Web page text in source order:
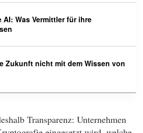
AI: Was Vermittler für ihre
Zukunft nicht mit dem Wissen von
Transparenz: Unternehmen